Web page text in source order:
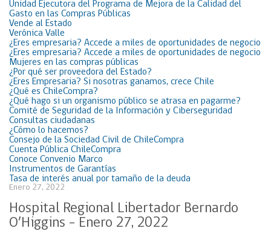
Unidad Ejecutora del Programa de Mejora de la Calidad del
Gasto en las Compras Públicas
Vende al Estado
Verónica Valle
¿Eres empresaria? Accede a miles de oportunidades de negocio
¿Eres empresaria? Accede a miles de oportunidades de negocio
Mujeres en las compras públicas
¿Por qué ser proveedora del Estado?
¿Eres Empresaria? Si nosotras ganamos, crece Chile
¿Qué es ChileCompra?
¿Qué hago si un organismo público se atrasa en pagarme?
Comité de Seguridad de la Información y Ciberseguridad
Consultas ciudadanas
¿Cómo lo hacemos?
Consejo de la Sociedad Civil de ChileCompra
Cuenta Pública ChileCompra
Conoce Convenio Marco
Instrumentos de Garantías
Tasa de interés anual por tamaño de la deuda
Enero 27, 2022
Hospital Regional Libertador Bernardo
O’Higgins – Enero 27, 2022